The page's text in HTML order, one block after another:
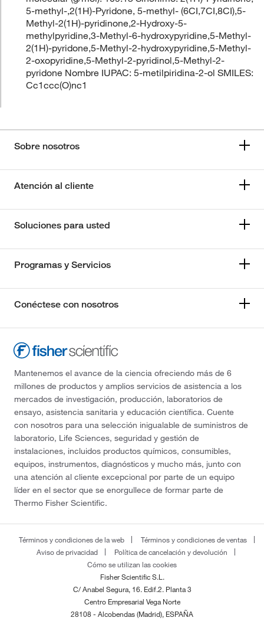
5-methyl-,2(1H)-Pyridone, 5-methyl- (6CI,7CI,8CI),5-
Methyl-2(1H)-pyridinone,2-Hydroxy-5-
methylpyridine,3-Methyl-6-hydroxypyridine,5-Methyl-
2(1H)-pyridone,5-Methyl-2-hydroxypyridine,5-Methyl-
2-oxopyridine,5-Methyl-2-pyridinol,5-Methyl-2-
pyridone Nombre IUPAC: 5-metilpiridina-2-ol SMILES:
Cc1ccc(O)nc1
Sobre nosotros
Atención al cliente
Soluciones para usted
Programas y Servicios
Conéctese con nosotros
Mantenemos el avance de la ciencia ofreciendo más de 6
millones de productos y amplios servicios de asistencia a los
mercados de investigación, producción, laboratorios de
ensayo, asistencia sanitaria y educación científica. Cuente
con nosotros para una selección inigualable de suministros de
laboratorio, Life Sciences, seguridad y gestión de
instalaciones, incluidos productos químicos, consumibles,
equipos, instrumentos, diagnósticos y mucho más, junto con
una atención al cliente excepcional por parte de un equipo
líder en el sector que se enorgullece de formar parte de
Thermo Fisher Scientific.
Términos y condiciones de la web
Términos y condiciones de ventas
Aviso de privacidad
Política de cancelación y devolución
Cómo se utilizan las cookies
Fisher Scientific S.L.
C/ Anabel Segura, 16. Edif.2. Planta 3
Centro Empresarial Vega Norte
28108 - Alcobendas (Madrid), ESPAÑA